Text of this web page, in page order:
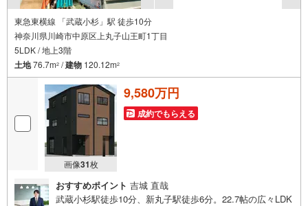
東急東横線 「武蔵小杉」駅 徒歩10分
神奈川県川崎市中原区上丸子山王町1丁目
5LDK / 地上3階
土地76.7m2 /建物 120.12m2
画像31枚
9,580万円
成約でもらえる
おすすめポイント 吉城 直哉
武蔵小杉駅徒歩10分、新丸子駅徒歩6分。22.7帖の広々LDK